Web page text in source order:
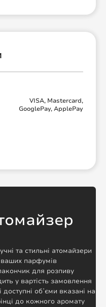
VISA, Mastercard,
GooglePay, ApplePay
та стильні атомайзери
парфумів
для розпиву
у вартість замовлення
доступні обʼєми вказані на
до кожного аромату